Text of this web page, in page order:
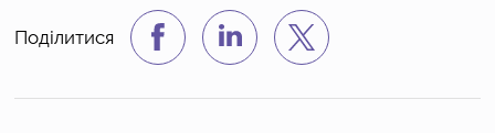
Поділитися